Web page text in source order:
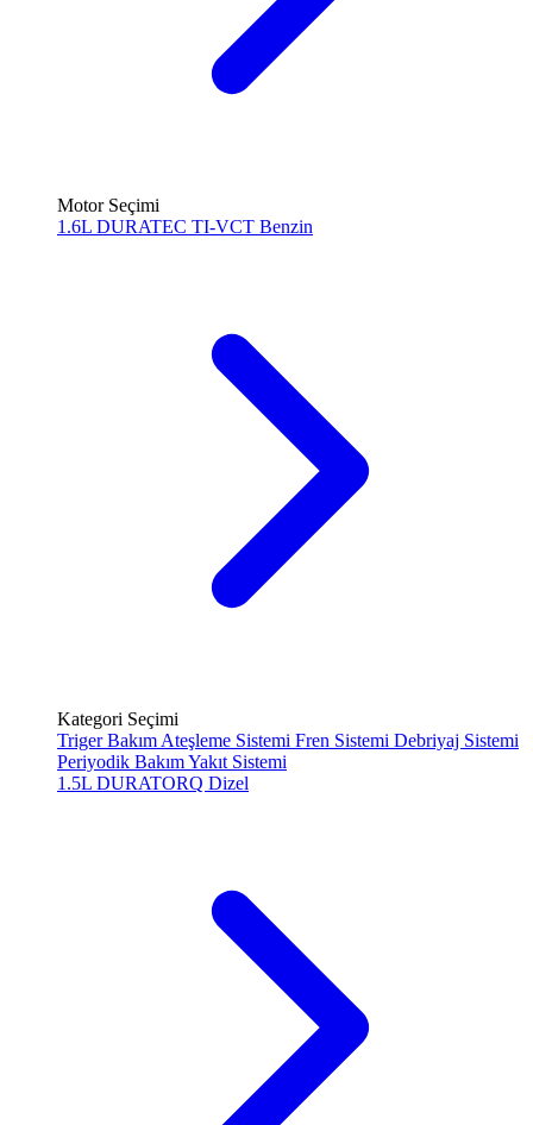
Motor Seçimi
1.6L DURATEC TI-VCT Benzin
Kategori Seçimi
Triger Bakım Ateşleme Sistemi Fren Sistemi Debriyaj Sistemi
Periyodik BakımYakıt Sistemi
1.5L DURATORQ Dizel